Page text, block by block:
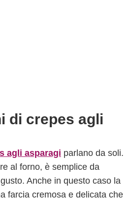
di crepes agli
agli asparagi parlano da soli.
al forno, è semplice da
Anche in questo caso la
farcia cremosa e delicata che